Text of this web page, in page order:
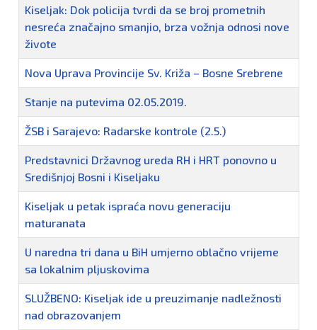
Kiseljak: Dok policija tvrdi da se broj prometnih
nesreća značajno smanjio, brza vožnja odnosi nove
živote
Nova Uprava Provincije Sv. Križa – Bosne Srebrene
Stanje na putevima 02.05.2019.
ŽSB i Sarajevo: Radarske kontrole (2.5.)
Predstavnici Državnog ureda RH i HRT ponovno u
Središnjoj Bosni i Kiseljaku
Kiseljak u petak ispraća novu generaciju
maturanata
U naredna tri dana u BiH umjerno oblačno vrijeme
sa lokalnim pljuskovima
SLUŽBENO: Kiseljak ide u preuzimanje nadležnosti
nad obrazovanjem